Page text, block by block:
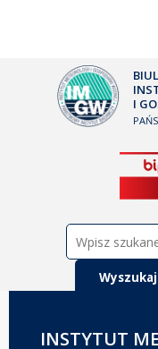
I
INSTYTUT